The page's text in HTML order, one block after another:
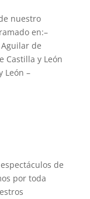
nuestro
en:–
Aguilar de
Castilla y León
León –
de
por toda